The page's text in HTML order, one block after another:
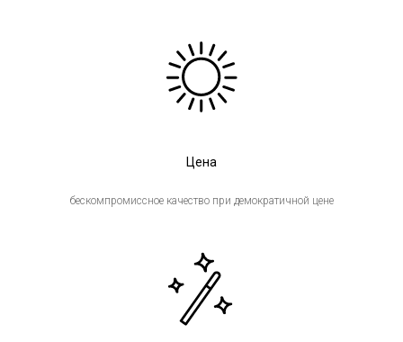
Цена
бескомпромиссное качество при демократичной цене